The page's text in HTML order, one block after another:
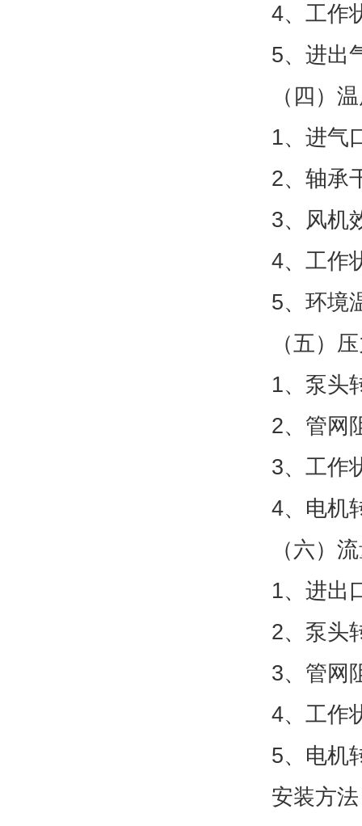
4、工作
5、进出
（四）
1、进气
2、轴承
3、风机
4、工作
5、环境
（五）
1、泵头
2、管网
3、工作
4、电机
（六）
1、进出
2、泵头
3、管网
4、工作
5、电机
安装方